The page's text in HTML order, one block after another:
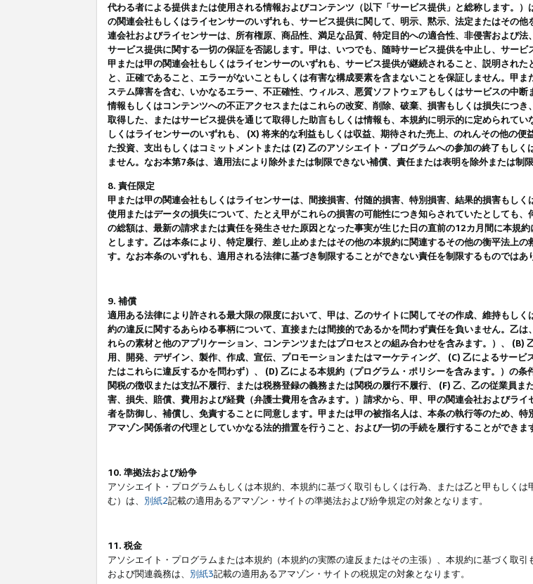
代わる者による提供または使用される情報およびコンテンツ（以下「サービス提供」と総称します。
の関連会社もしくはライセンサーのいずれも、サービス提供に関して、明示、黙示、法定またはその
連会社およびライセンサーは、所有権原、商品性、満足な品質、特定目的への適合性、非侵害および
サービス提供に関する一切の保証を否認します。甲は、いつでも、随時サービス提供を中止し、サー
甲または甲の関連会社もしくはライセンサーのいずれも、サービス提供が継続されること、説明され
と、正確であること、エラーがないこともしくは有害な構成要素を含まないことを保証しません。甲
ステム障害を含む、いかなるエラー、不正確性、ウィルス、悪質ソフトウェアもしくはサービスの中
情報もしくはコンテンツへの不正アクセスまたはこれらの改変、削除、破棄、損害もしくは損失につ
取得した、またはサービス提供を通じて取得した助言もしくは情報も、本規約に明示的に定められて
しくはライセンサーのいずれも、 (X) 将来的な利益もしくは収益、期待された売上、のれんその他の
た投資、支出もしくはコミットメントまたは (Z) 乙のアソシエイト・プログラムへの参加の終了もし
ません。なお本第7条は、適用法により除外または制限できない補償、責任または表明を除外または制
8. 責任限定
甲または甲の関連会社もしくはライセンサーは、間接損害、付随的損害、特別損害、結果的損害もし
使用またはデータの損失について、たとえ甲がこれらの損害の可能性につき知らされていたとしても
の総額は、最新の請求または責任を発生させた原因となった事実が生じた日の直前の12カ月間に本規
とします。乙は本条により、特定履行、差し止めまたはその他の本規約に関連するその他の衡平法上
す。なお本条のいずれも、適用される法律に基づき制限することができない責任を制限するものではあ
9. 補償
適用ある法律により許される最大限の限度において、甲は、乙のサイトに関してその作成、維持もし
約の違反に関するあらゆる事柄について、直接または間接的であるかを問わず責任を負いません。乙
れらの素材と他のアプリケーション、コンテンツまたはプロセスとの組み合わせを含みます。）、
用、開発、デザイン、製作、作成、宣伝、プロモーションまたはマーケティング、 (C) 乙によるサー
たはこれらに違反するかを問わず）、 (D) 乙による本規約（プログラム・ポリシーを含みます。）の
関税の徴収または支払不履行、または税務登録の義務または関税の履行不履行、 (F) 乙、乙の従業員
害、損失、賠償、費用および経費（弁護士費用を含みます。）請求から、甲、甲の関連会社およびラ
者を防御し、補償し、免責することに同意します。甲または甲の被指名人は、本条の執行等のため、
アマゾン関係者の代理としていかなる法的措置を行うこと、および一切の手続を履行することができま
10. 準拠法および紛争
アソシエイト・プログラムもしくは本規約、本規約に基づく取引もしくは行為、または乙と甲もしく
む）は、 別紙2記載の適用あるアマゾン・サイトの準拠法および紛争規定の対象となります。
11. 税金
アソシエイト・プログラムまたは本規約（本規約の実際の違反またはその主張）、本規約に基づく取
および関連義務は、 別紙3記載の適用あるアマゾン・サイトの税規定の対象となります。